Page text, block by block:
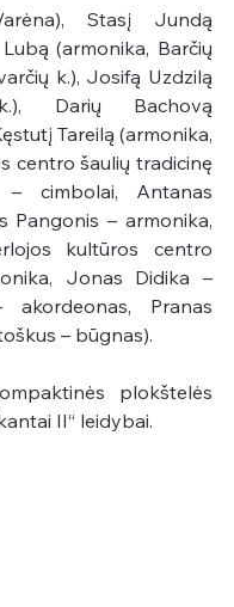
Stasį Jundą
(armonika, Barčių
k.), Josifą Uzdzilą
Darių Bachovą
Tareilą (armonika,
centro šaulių tradicinę
– cimbolai, Antanas
Pangonis – armonika,
kultūros centro
Jonas Didika –
Pranas
– būgnas).
plokštelės
II“ leidybai.